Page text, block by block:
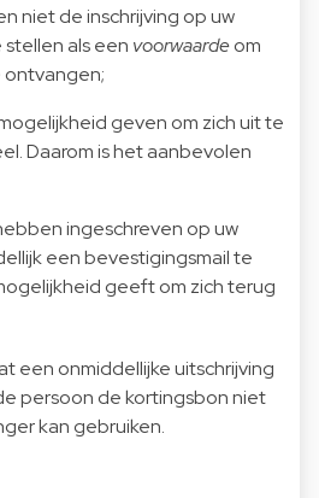
niet de inschrijving op uw
als een voorwaardeom
geven om zich uit te
Daarom is het aanbevolen
ingeschreven op uw
een bevestigingsmail te
geeft om zich terug
een onmiddellijke uitschrijving
persoon de kortingsbon niet
kan gebruiken.